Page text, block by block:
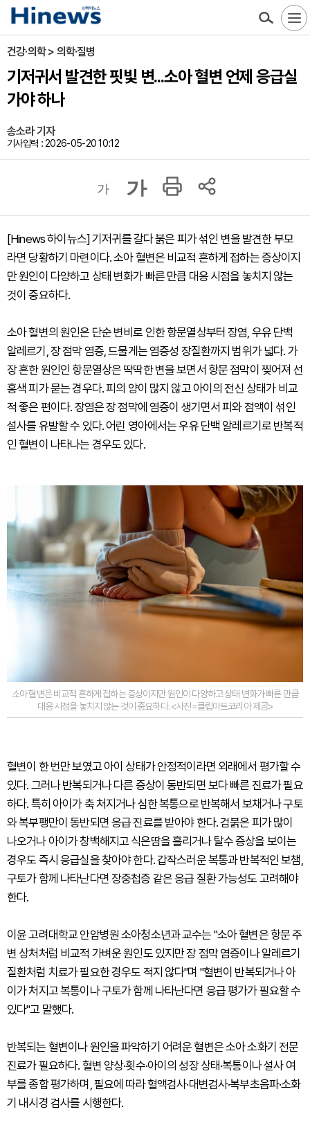
건강·의학 > 의학·질병
기저귀서 발견한 핏빛 변...소아 혈변 언제 응급실
가야 하나
송소라 기자
기사입력 : 2026-05-20 10:12
가 가
[Hinews 하이뉴스] 기저귀를 갈다 붉은 피가 섞인 변을 발견한 부모
라면 당황하기 마련이다. 소아 혈변은 비교적 흔하게 접하는 증상이지
만 원인이 다양하고 상태 변화가 빠른 만큼 대응 시점을 놓치지 않는
것이 중요하다.
소아 혈변의 원인은 단순 변비로 인한 항문열상부터 장염, 우유 단백
알레르기, 장 점막 염증, 드물게는 염증성 장질환까지 범위가 넓다. 가
장 흔한 원인인 항문열상은 딱딱한 변을 보면서 항문 점막이 찢어져 선
홍색 피가 묻는 경우다. 피의 양이 많지 않고 아이의 전신 상태가 비교
적 좋은 편이다. 장염은 장 점막에 염증이 생기면서 피와 점액이 섞인
설사를 유발할 수 있다. 어린 영아에서는 우유 단백 알레르기로 반복적
인 혈변이 나타나는 경우도 있다.
소아 혈변은 비교적 흔하게 접하는 증상이지만 원인이 다양하고 상태 변화가 빠른 만큼
대응 시점을 놓치지 않는 것이 중요하다. <사진=클립아트코리아 제공>
혈변이 한 번만 보였고 아이 상태가 안정적이라면 외래에서 평가할 수
있다. 그러나 반복되거나 다른 증상이 동반되면 보다 빠른 진료가 필요
하다. 특히 아이가 축 처지거나 심한 복통으로 반복해서 보채거나 구토
와 복부팽만이 동반되면 응급 진료를 받아야 한다. 검붉은 피가 많이
나오거나 아이가 창백해지고 식은땀을 흘리거나 탈수 증상을 보이는
경우도 즉시 응급실을 찾아야 한다. 갑작스러운 복통과 반복적인 보챔,
구토가 함께 나타난다면 장중첩증 같은 응급 질환 가능성도 고려해야
한다.
이윤 고려대학교 안암병원 소아청소년과 교수는 "소아 혈변은 항문 주
변 상처처럼 비교적 가벼운 원인도 있지만 장 점막 염증이나 알레르기
질환처럼 치료가 필요한 경우도 적지 않다"며 "혈변이 반복되거나 아
이가 처지고 복통이나 구토가 함께 나타난다면 응급 평가가 필요할 수
있다"고 말했다.
반복되는 혈변이나 원인을 파악하기 어려운 혈변은 소아 소화기 전문
진료가 필요하다. 혈변 양상·횟수·아이의 성장 상태·복통이나 설사 여
부를 종합 평가하며, 필요에 따라 혈액검사·대변검사·복부초음파·소화
기 내시경 검사를 시행한다.